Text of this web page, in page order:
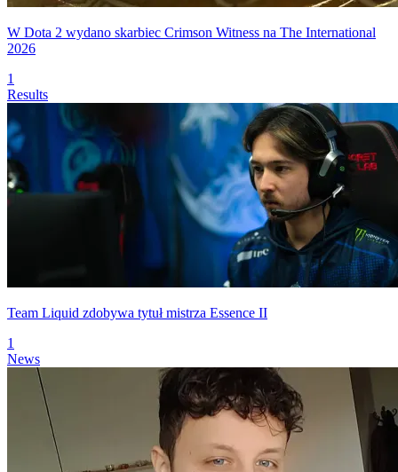
W Dota 2 wydano skarbiec Crimson Witness na The International
2026
1
Results
Team Liquid zdobywa tytuł mistrza Essence II
1
News